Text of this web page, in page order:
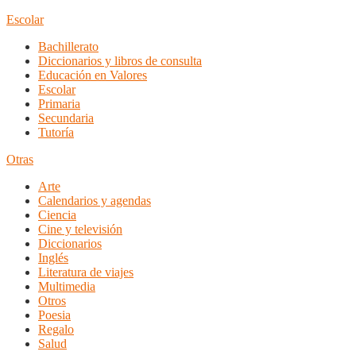
Escolar
Bachillerato
Diccionarios y libros de consulta
Educación en Valores
Escolar
Primaria
Secundaria
Tutoría
Otras
Arte
Calendarios y agendas
Ciencia
Cine y televisión
Diccionarios
Inglés
Literatura de viajes
Multimedia
Otros
Poesia
Regalo
Salud